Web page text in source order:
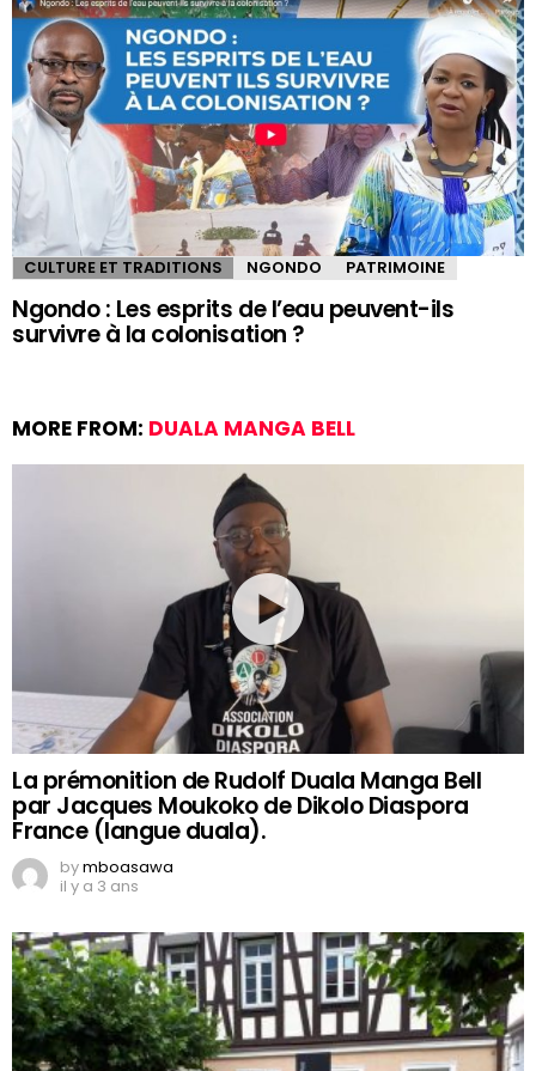
CULTURE ET TRADITIONS NGONDO PATRIMOINE
Ngondo : Les esprits de l’eau peuvent-ils
survivre à la colonisation ?
MORE FROM: DUALA MANGA BELL
La prémonition de Rudolf Duala Manga Bell
par Jacques Moukoko de Dikolo Diaspora
France (langue duala).
bymboasawa
il y a 3 ans